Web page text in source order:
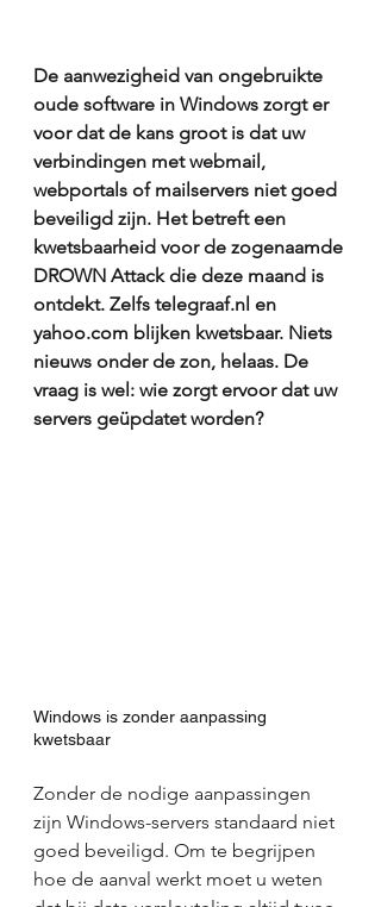
De aanwezigheid van ongebruikte
oude software in Windows zorgt er
voor dat de kans groot is dat uw
verbindingen met webmail,
webportals of mailservers niet goed
beveiligd zijn. Het betreft een
kwetsbaarheid voor de zogenaamde
DROWN Attack die deze maand is
ontdekt. Zelfs telegraaf.nl en
yahoo.com blijken kwetsbaar. Niets
nieuws onder de zon, helaas. De
vraag is wel: wie zorgt ervoor dat uw
servers geüpdatet worden?
Windows is zonder aanpassing
kwetsbaar
Zonder de nodige aanpassingen
zijn Windows-servers standaard niet
goed beveiligd. Om te begrijpen
hoe de aanval werkt moet u weten